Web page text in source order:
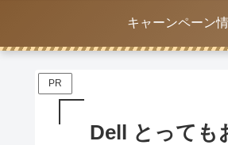
キャーンペーン
PR
Dell とっても